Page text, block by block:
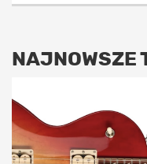
NAJNOWSZE